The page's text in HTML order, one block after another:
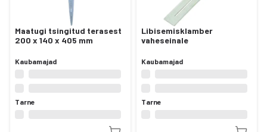
Maatugi tsingitud terasest
200 x 140 x 405 mm
Kaubamajad
Tarne
Libisemisklamber
vaheseinale
Kaubamajad
Tarne